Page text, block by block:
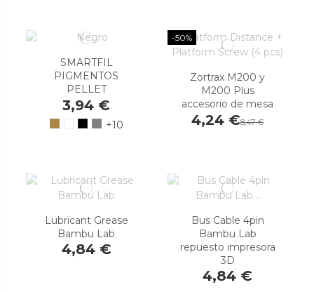
SMARTFIL
PIGMENTOS
PELLET
3,94 €
+10
-50%
Zortrax M200 y
M200 Plus
accesorio de mesa
4,24 €8,47 €
Lubricant Grease
Bambu Lab
4,84 €
Bus Cable 4pin
Bambu Lab
repuesto impresora
3D
4,84 €